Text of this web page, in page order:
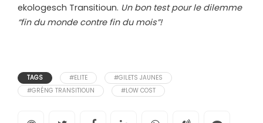
ekologesch Transitioun. Un bon test pour le dilemme
“fin du monde contre fin du mois”!
TAGS #ELITE
#GILETS JAUNES
#GRÉNG TRANSITIOUN
#LOW COST